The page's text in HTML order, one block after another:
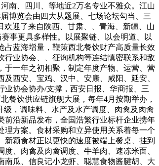
南、四川、等地近2万名专业不雅众。江山
博览会由四大从题展、七场论坛勾当、三
欢迎了来自陕西、甘肃、、青海、新疆、山
事更具多样性。以展聚链、以会明道、以
蓝海增量，鞭策西北餐饮财产高质量长效
业协会、、征询机构等连结慎密联系和敌
于一年之初相聚，制定年度产物、运营、营
西安、宝鸡、汉中、安康、咸阳、延安、
协会协办/支撑，西安日报、华商报、三
餐饮供应链旗舰大展，每年4月按期举办，
，调味料、水产及水产调度、肉禽及肉禽
前沿新品发布，全国浩繁行业标杆企业携年
方案。食材采购和立异使用关系着每一个
颖食材正以更快的速度被端上餐桌、挂到
、肉禽及肉禽调度、牛羊肉、速冻米面、
瓜、信良记小龙虾、聪慧食物酱腱胡、大